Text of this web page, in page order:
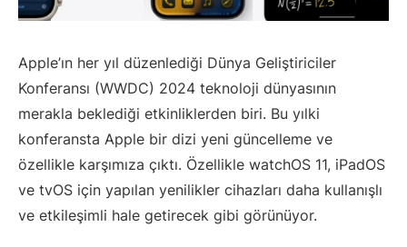
Apple’ın her yıl düzenlediği Dünya Geliştiriciler
Konferansı (WWDC) 2024 teknoloji dünyasının
merakla beklediği etkinliklerden biri. Bu yılki
konferansta Apple bir dizi yeni güncelleme ve
özellikle karşımıza çıktı. Özellikle watchOS 11, iPadOS
ve tvOS için yapılan yenilikler cihazları daha kullanışlı
ve etkileşimli hale getirecek gibi görünüyor.